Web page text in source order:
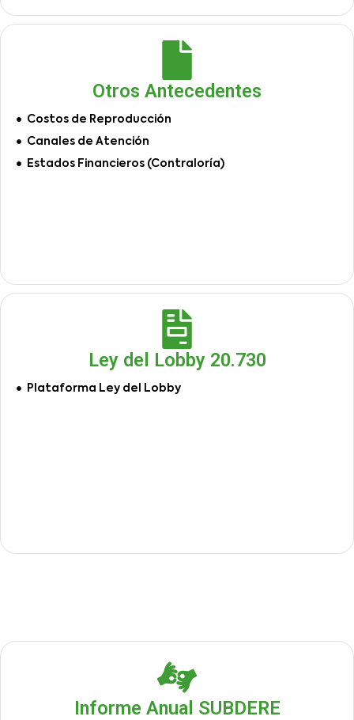
Otros Antecedentes
Costos de Reproducción
Canales de Atención
Estados Financieros (Contraloría)
Ley del Lobby 20.730
Plataforma Ley del Lobby
Informe Anual SUBDERE